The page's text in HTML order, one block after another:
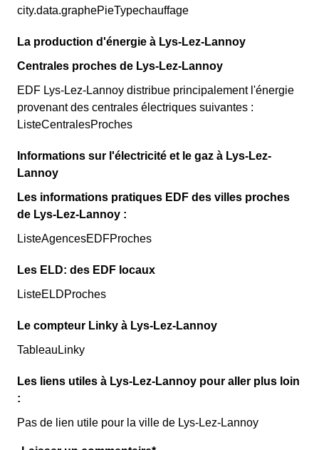
city.data.graphePieTypechauffage
La production d'énergie à Lys-Lez-Lannoy
Centrales proches de Lys-Lez-Lannoy
EDF Lys-Lez-Lannoy distribue principalement l'énergie
provenant des centrales électriques suivantes :
ListeCentralesProches
Informations sur l'électricité et le gaz à Lys-Lez-
Lannoy
Les informations pratiques EDF des villes proches
de Lys-Lez-Lannoy :
ListeAgencesEDFProches
Les ELD: des EDF locaux
ListeELDProches
Le compteur Linky à Lys-Lez-Lannoy
TableauLinky
Les liens utiles à Lys-Lez-Lannoy pour aller plus loin
:
Pas de lien utile pour la ville de Lys-Lez-Lannoy